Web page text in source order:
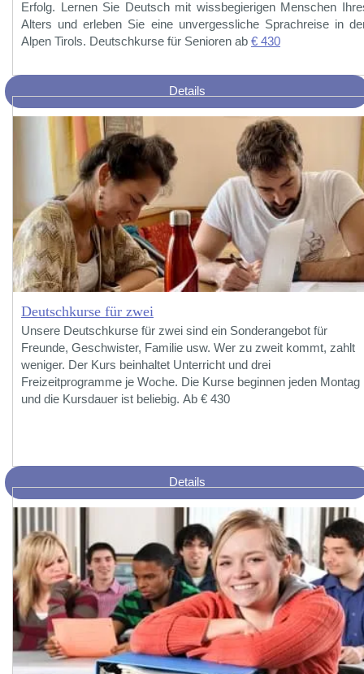
Erfolg. Lernen Sie Deutsch mit wissbegierigen Menschen
Alters und erleben Sie eine unvergessliche Sprachreise in
Alpen Tirols. Deutschkurse für Senioren ab € 430
Details
Deutschkurse für zwei
Unsere Deutschkurse für zwei sind ein Sonderangebot für
Freunde, Geschwister, Familie usw. Wer zu zweit kommt, zahlt
weniger. Der Kurs beinhaltet Unterricht und drei
Freizeitprogramme je Woche. Die Kurse beginnen jeden Montag
und die Kursdauer ist beliebig. Ab € 430
Details